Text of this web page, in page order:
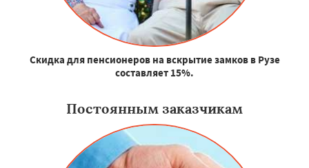
Скидка для пенсионеров на вскрытие замков в Рузе
составляет 15%.
Постоянным заказчикам